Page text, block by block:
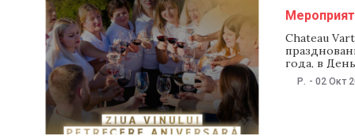
Chateau
года, в
сюрпризы.
Р. - 02 Окт